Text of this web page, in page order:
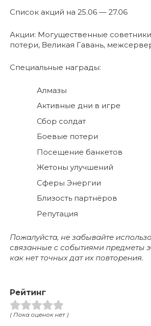
Список акций на 25.06 — 27.06
Акции: Могущественные
потери, Великая Гавань,
Специальные награды:
Алмазы
Активные дни в игре
Сбор солдат
Боевые потери
Посещение банкетов
Жетоны улучшений
Сферы Энергии
Близость партнёров
Репутация
Пожалуйста, не забывайте
связанные с событиями предметы
как нет точных дат их повторения.
Рейтинг
( Пока оценок нет )